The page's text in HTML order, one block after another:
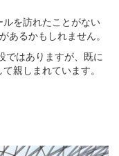
を訪れたことがない
あるかもしれません。
ではありますが、既に
親しまれています。